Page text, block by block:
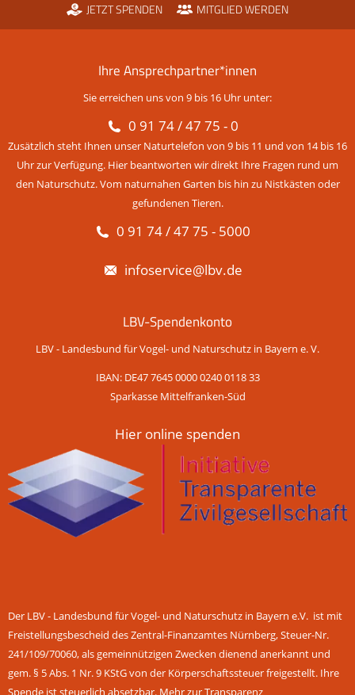
JETZT SPENDEN MITGLIED WERDEN
Ihre Ansprechpartner*innen
Sie erreichen uns von 9 bis 16 Uhr unter:
0 91 74 / 47 75 - 0
Zusätzlich steht Ihnen unser Naturtelefon von 9 bis 11 und von 14 bis 16
Uhr zur Verfügung. Hier beantworten wir direkt Ihre Fragen rund um
den Naturschutz. Vom naturnahen Garten bis hin zu Nistkästen oder
gefundenen Tieren.
0 91 74 / 47 75 - 5000
infoservice@lbv.de
LBV-Spendenkonto
LBV - Landesbund für Vogel- und Naturschutz in Bayern e. V.
IBAN: DE47 7645 0000 0240 0118 33
Sparkasse Mittelfranken-Süd
Hier online spenden
Der LBV - Landesbund für Vogel- und Naturschutz in Bayern e.V. ist mit
Freistellungsbescheid des Zentral-Finanzamtes Nürnberg, Steuer-Nr.
241/109/70060, als gemeinnützigen Zwecken dienend anerkannt und
gem. § 5 Abs. 1 Nr. 9 KStG von der Körperschaftssteuer freigestellt. Ihre
Spende ist steuerlich absetzbar. Mehr zur Transparenz